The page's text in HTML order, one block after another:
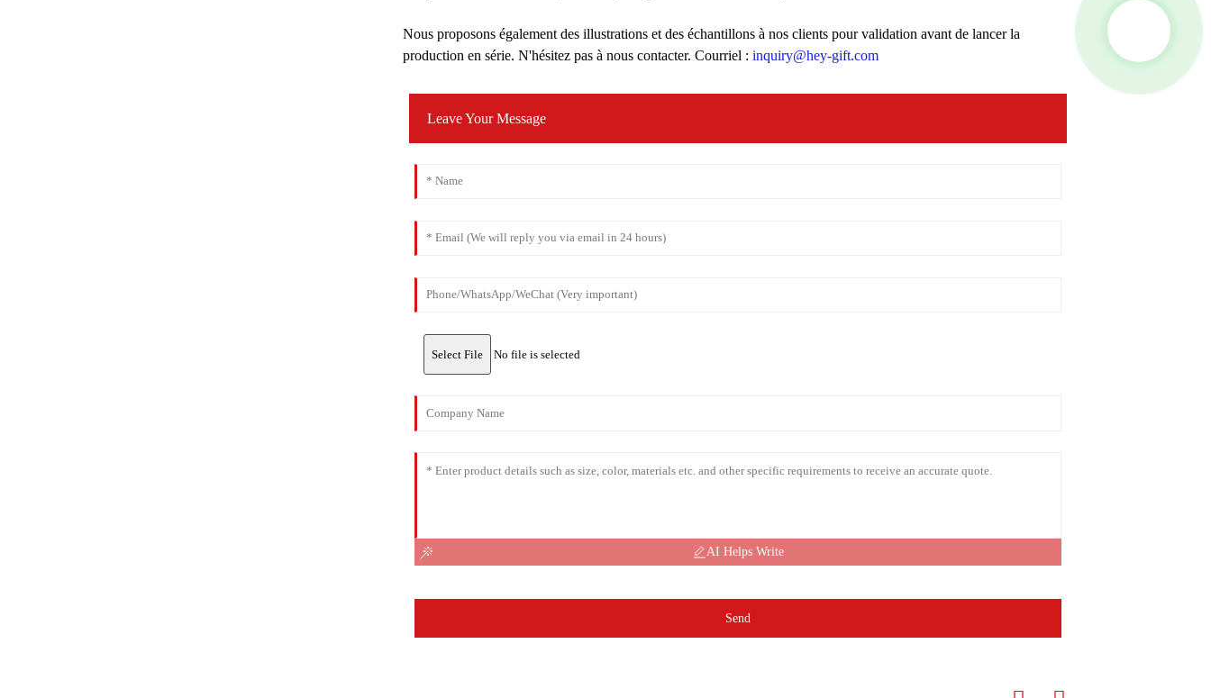
Nous proposons également des illustrations et des échantillons à nos clients pour validation avant de lancer la
production en série. N'hésitez pas à nous contacter. Courriel : inquiry@hey-gift.com
Leave Your Message
Select File No file is selected
AI Helps Write
Send